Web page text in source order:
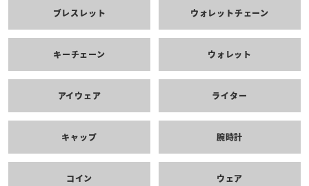
ブレスレット ウォレットチェーン
キーチェーン ウォレット
アイウェア ライター
キャップ 腕時計
コイン ウェア